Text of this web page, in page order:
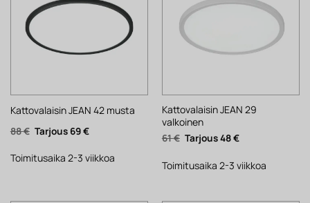
Kattovalaisin JEAN 42 musta
88€ Alkuperäinen
hinta
88 €.
69€Nykyinen
69 €.
Toimitusaika 2-3 viikkoa
Kattovalaisin JEAN 29
valkoinen
61€ Alkuperäinen
hinta
61 €.
48€Nykyinen
48 €.
Toimitusaika 2-3 viikkoa